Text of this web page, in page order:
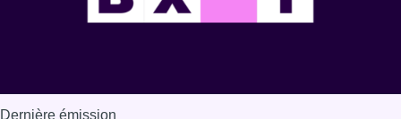
Dernière émission